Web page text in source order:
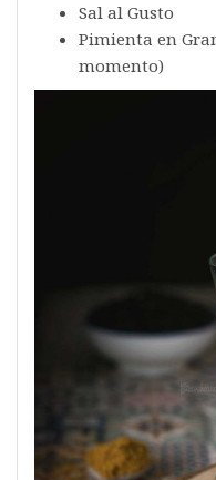
Sal al Gusto
Pimienta en
momento)